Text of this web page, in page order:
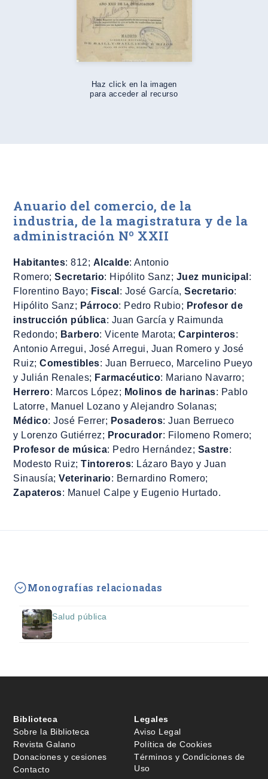
Haz click en la imagen
para acceder al recurso
Anuario del comercio, de la
industria, de la magistratura y de la
administración Nº XXII
Habitantes: 812; Alcalde: Antonio
Romero;Secretario: Hipólito Sanz; Juez municipal :
Florentino Bayo; Fiscal : José García,Secretario:
Hipólito Sanz; Párroco: Pedro Rubio; Profesor de
instrucción pública: Juan García y Raimunda
Redondo; Barbero: Vicente Marota;Carpinteros:
Antonio Arregui, José Arregui, Juan Romero y José
Ruiz;Comestibles: Juan Berrueco, Marcelino Pueyo
y Julián Renales; Farmacéutico: Mariano Navarro;
Herrero: Marcos López; Molinos de harinas: Pablo
Latorre, Manuel Lozano y Alejandro Solanas;
Médico: José Ferrer; Posaderos: Juan Berrueco
y Lorenzo Gutiérrez; Procurador: Filomeno Romero;
Profesor de música: Pedro Hernández; Sastre:
Modesto Ruiz;Tintoreros: Lázaro Bayo y Juan
Sinausía;Veterinario: Bernardino Romero;
Zapateros: Manuel Calpe y Eugenio Hurtado.
Monografías relacionadas
Salud pública
Biblioteca
Sobre la Biblioteca
Revista Galano
Donaciones y cesiones
Contacto
Legales
Aviso Legal
Política de Cookies
Términos y Condiciones de
Uso